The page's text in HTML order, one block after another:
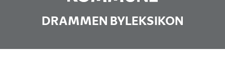
DRAMMEN BYLEKSIKON